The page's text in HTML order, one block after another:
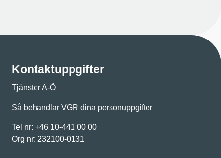
Kontaktuppgifter
Tjänster A-Ö
Så behandlar VGR dina personuppgifter
Tel nr: +46 10-441 00 00
Org nr: 232100-0131